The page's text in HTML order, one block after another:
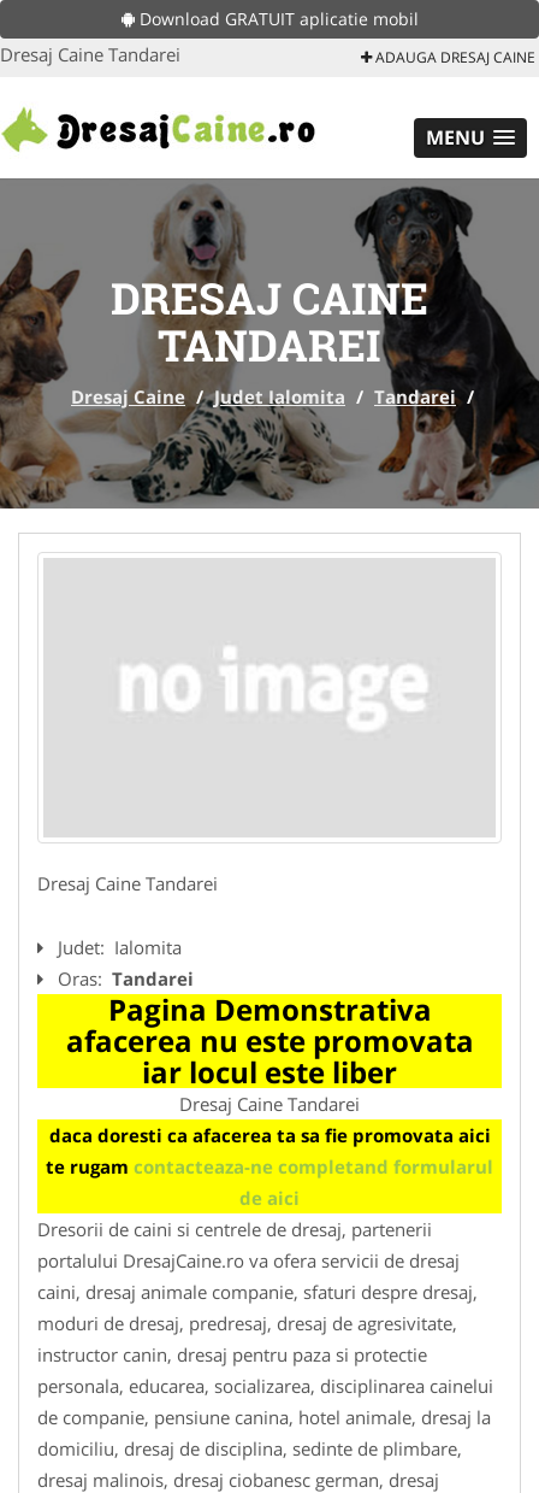
Download GRATUIT aplicatie mobil
Dresaj Caine Tandarei ADAUGA DRESAJ CAINE
MENU
DRESAJ CAINE
TANDAREI
Dresaj Caine / Judet Ialomita / Tandarei /
Dresaj Caine Tandarei
Judet: Ialomita
Oras: Tandarei
Pagina Demonstrativa
afacerea nu este promovata
iar locul este liber
Dresaj Caine Tandarei
daca doresti ca afacerea ta sa fie promovata aici
te rugam contacteaza-ne completand formularul
de aici
Dresorii de caini si centrele de dresaj, partenerii
portalului DresajCaine.ro va ofera servicii de dresaj
caini, dresaj animale companie, sfaturi despre dresaj,
moduri de dresaj, predresaj, dresaj de agresivitate,
instructor canin, dresaj pentru paza si protectie
personala, educarea, socializarea, disciplinarea cainelui
de companie, pensiune canina, hotel animale, dresaj la
domiciliu, dresaj de disciplina, sedinte de plimbare,
dresaj malinois, dresaj ciobanesc german, dresaj